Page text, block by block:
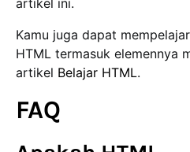
artikel ini.
Kamu juga dapat
HTML termasuk elemennya
artikel Belajar HTML.
FAQ